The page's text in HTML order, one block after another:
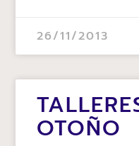
26/11/2013
OTOÑO